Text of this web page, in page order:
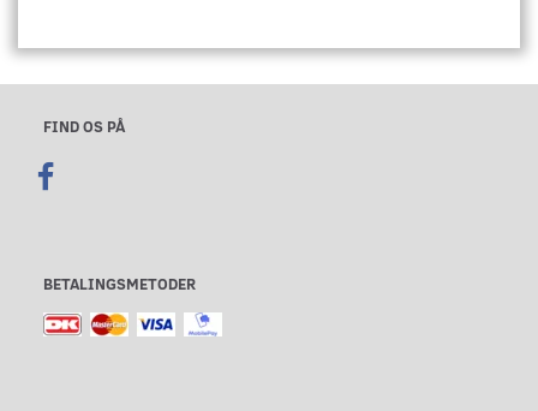
FIND OS PÅ
BETALINGSMETODER